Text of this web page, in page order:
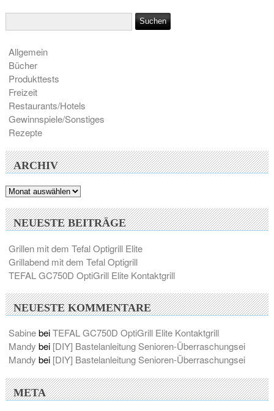
Allgemein
Bücher
Produkttests
Freizeit
Restaurants/Hotels
Gewinnspiele/Sonstiges
Rezepte
ARCHIV
Archiv
NEUESTE BEITRÄGE
Grillen mit dem Tefal Optigrill Elite
Grillabend mit dem Tefal Optigrill
TEFAL GC750D OptiGrill Elite Kontaktgrill
NEUESTE KOMMENTARE
SabinebeiTEFAL GC750D OptiGrill Elite Kontaktgrill
Mandy bei [DIY] Bastelanleitung Senioren-Überraschungsei
Mandy bei [DIY] Bastelanleitung Senioren-Überraschungsei
META